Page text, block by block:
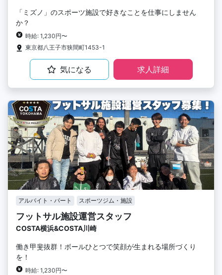
「ミズノ」のスポーツ施設で好きなことを仕事にしません
か？
時給: 1,230円〜
東京都八王子市狭間町1453-1
気になる 求人詳細
アルバイト・パート スポーツジム・施設
フットサル施設運営スタッフ
COSTA横浜&COSTA川崎
働き甲斐抜群！ボールひとつで笑顔が生まれる場所づくり
を！
時給: 1,230円〜